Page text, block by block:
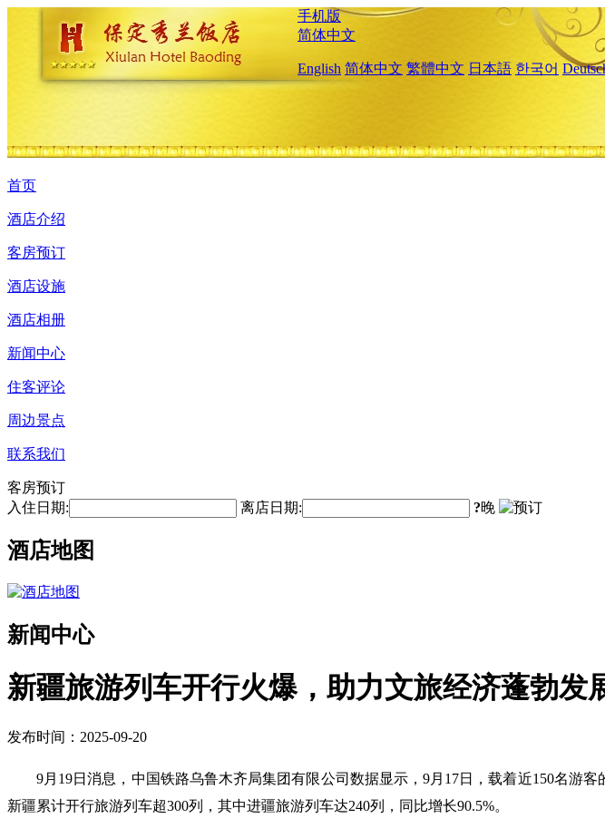
手机版
简体中文
English 简体中文 繁體中文 日本語 한국어
首页
酒店介绍
客房预订
酒店设施
酒店相册
新闻中心
住客评论
周边景点
联系我们
客房预订
入住日期:
离店日期: ?晚
酒店地图
新闻中心
新疆旅游列车开行火爆，助力文旅经济蓬勃发
发布时间：2025-09-20
9月19日消息，中国铁路乌鲁木齐局集团有限公司数据显示，9月17日，载着近150名游
新疆累计开行旅游列车超300列，其中进疆旅游列车达240列，同比增长90.5%。